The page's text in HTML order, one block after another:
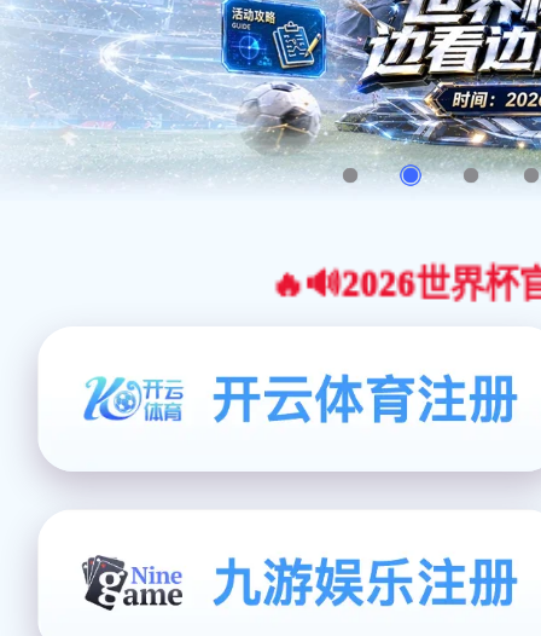
🔥🔊2026世界杯官网合